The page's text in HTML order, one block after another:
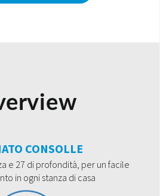
CONSOLLE
e 27 di profondità, per un facile
in ogni stanza di casa